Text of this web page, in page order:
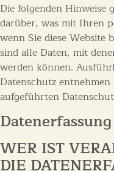
Die folgenden Hinweise
darüber, was mit Ihren
wenn Sie diese Website
sind alle Daten, mit
werden können.
Datenschutz
aufgeführten
WER IST
DIE